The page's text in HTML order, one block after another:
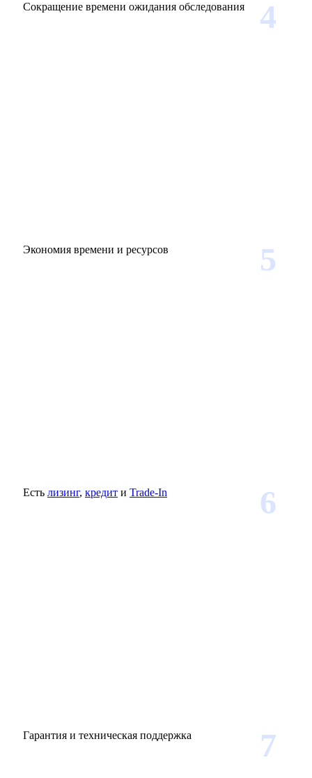
4
Сокращение времени ожидания обследования
5
Экономия времени и ресурсов
6
Есть лизинг, кредит и Trade-In
7
Гарантия и техническая поддержка